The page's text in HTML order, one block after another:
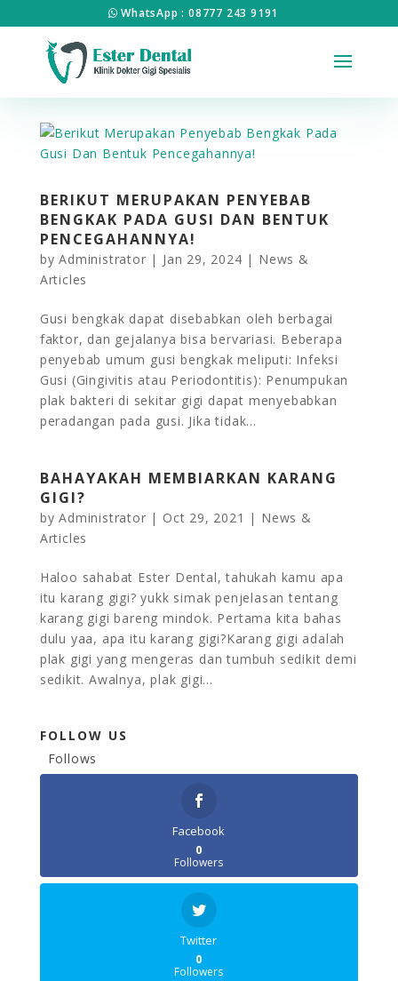
WhatsApp : 08777 243 9191
BERIKUT MERUPAKAN PENYEBAB
BENGKAK PADA GUSI DAN BENTUK
PENCEGAHANNYA!
byAdministrator | Jan 29, 2024 | News &
Articles
Gusi bengkak dapat disebabkan oleh berbagai
faktor, dan gejalanya bisa bervariasi. Beberapa
penyebab umum gusi bengkak meliputi: Infeksi
Gusi (Gingivitis atau Periodontitis): Penumpukan
plak bakteri di sekitar gigi dapat menyebabkan
peradangan pada gusi. Jika tidak...
BAHAYAKAH MEMBIARKAN KARANG
GIGI?
byAdministrator | Oct 29, 2021 | News &
Articles
Haloo sahabat Ester Dental, tahukah kamu apa
itu karang gigi? yukk simak penjelasan tentang
karang gigi bareng mindok. Pertama kita bahas
dulu yaa, apa itu karang gigi?Karang gigi adalah
plak gigi yang mengeras dan tumbuh sedikit demi
sedikit. Awalnya, plak gigi...
FOLLOW US
Follows
Facebook
0
Followers
Twitter
0
Followers